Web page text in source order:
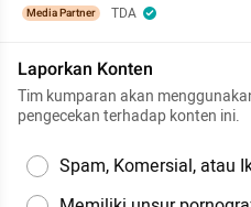
Media Partner TDA
Laporkan Konten
Tim kumparan akan
pengecekan terhadap konten ini.
Spam, Komersial, atau